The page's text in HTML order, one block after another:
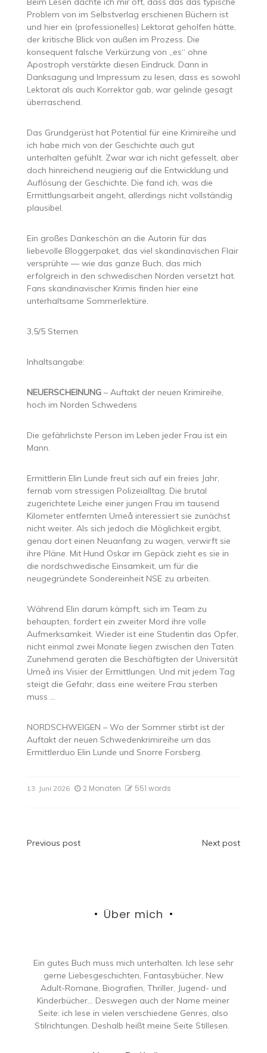
Problem von im Selbstverlag erschienen Büchern ist
und hier ein (professionelles) Lektorat geholfen hätte,
der kritische Blick von außen im Prozess. Die
konsequent falsche Verkürzung von „es“ ohne
Apostroph verstärkte diesen Eindruck. Dann in
Danksagung und Impressum zu lesen, dass es sowohl
Lektorat als auch Korrektor gab, war gelinde gesagt
überraschend.
Das Grundgerüst hat Potential für eine Krimireihe und
ich habe mich von der Geschichte auch gut
unterhalten gefühlt. Zwar war ich nicht gefesselt, aber
doch hinreichend neugierig auf die Entwicklung und
Auflösung der Geschichte. Die fand ich, was die
Ermittlungsarbeit angeht, allerdings nicht vollständig
plausibel.
Ein großes Dankeschön an die Autorin für das
liebevolle Bloggerpaket, das viel skandinavischen Flair
versprühte — wie das ganze Buch, das mich
erfolgreich in den schwedischen Norden versetzt hat.
Fans skandinavischer Krimis finden hier eine
unterhaltsame Sommerlektüre.
3,5/5 Sternen
Inhaltsangabe:
NEUERSCHEINUNG– Auftakt der neuen Krimireihe,
hoch im Norden Schwedens
Die gefährlichste Person im Leben jeder Frau ist ein
Mann.
Ermittlerin Elin Lunde freut sich auf ein freies Jahr,
fernab vom stressigen Polizeialltag. Die brutal
zugerichtete Leiche einer jungen Frau im tausend
Kilometer entfernten Umeå interessiert sie zunächst
nicht weiter. Als sich jedoch die Möglichkeit ergibt,
genau dort einen Neuanfang zu wagen, verwirft sie
ihre Pläne. Mit Hund Oskar im Gepäck zieht es sie in
die nordschwedische Einsamkeit, um für die
neugegründete Sondereinheit NSE zu arbeiten.
Während Elin darum kämpft, sich im Team zu
behaupten, fordert ein zweiter Mord ihre volle
Aufmerksamkeit. Wieder ist eine Studentin das Opfer,
nicht einmal zwei Monate liegen zwischen den Taten.
Zunehmend geraten die Beschäftigten der Universität
Umeå ins Visier der Ermittlungen. Und mit jedem Tag
steigt die Gefahr, dass eine weitere Frau sterben
muss …
NORDSCHWEIGEN – Wo der Sommer stirbt ist der
Auftakt der neuen Schwedenkrimireihe um das
Ermittlerduo Elin Lunde und Snorre Forsberg.
13. Juni 2026 2 Monaten 551 words
Beitragsnavigation
Previous post Next post
Über mich
Ein gutes Buch muss mich unterhalten. Ich lese sehr
gerne Liebesgeschichten, Fantasybücher, New
Adult-Romane, Biografien, Thriller, Jugend- und
Kinderbücher… Deswegen auch der Name meiner
Seite: ich lese in vielen verschiedene Genres, also
Stilrichtungen. Deshalb heißt meine Seite Stillesen.